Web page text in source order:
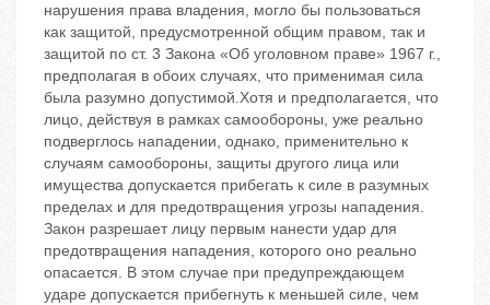
нарушения права владения, могло бы пользоваться
как защитой, предусмотренной общим правом, так и
защитой по ст. 3 Закона «Об уголовном праве» 1967 г.,
предполагая в обоих случаях, что применимая сила
была разумно допустимой.Хотя и предполагается, что
лицо, действуя в рамках самообороны, уже реально
подверглось нападении, однако, применительно к
случаям самообороны, защиты другого лица или
имущества допускается прибегать к силе в разумных
пределах и для предотвращения угрозы нападения.
Закон разрешает лицу первым нанести удар для
предотвращения нападения, которого оно реально
опасается. В этом случае при предупреждающем
ударе допускается прибегнуть к меньшей силе, чем